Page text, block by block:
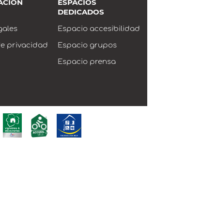
privacidad
ESPACIOS
DEDICADOS
Espacio accesibilidad
Espacio grupos
Espacio prensa